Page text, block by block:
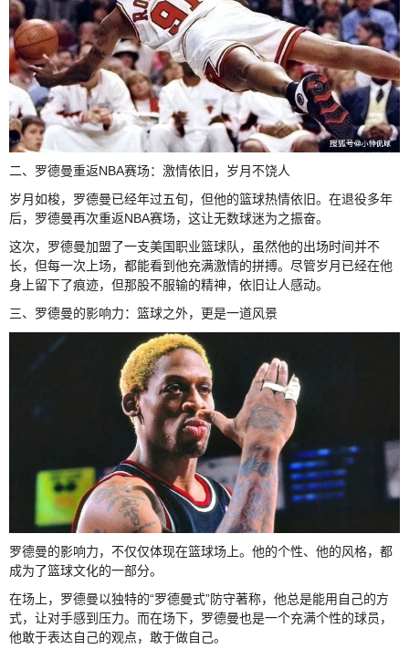
二、罗德曼重返NBA赛场：激情依旧，岁月不饶人
岁月如梭，罗德曼已经年过五旬，但他的篮球热情依旧。在退役多年
后，罗德曼再次重返NBA赛场，这让无数球迷为之振奋。
这次，罗德曼加盟了一支美国职业篮球队，虽然他的出场时间并不
长，但每一次上场，都能看到他充满激情的拼搏。尽管岁月已经在他
身上留下了痕迹，但那股不服输的精神，依旧让人感动。
三、罗德曼的影响力：篮球之外，更是一道风景
罗德曼的影响力，不仅仅体现在篮球场上。他的个性、他的风格，都
成为了篮球文化的一部分。
在场上，罗德曼以独特的“罗德曼式”防守著称，他总是能用自己的方
式，让对手感到压力。而在场下，罗德曼也是一个充满个性的球员，
他敢于表达自己的观点，敢于做自己。